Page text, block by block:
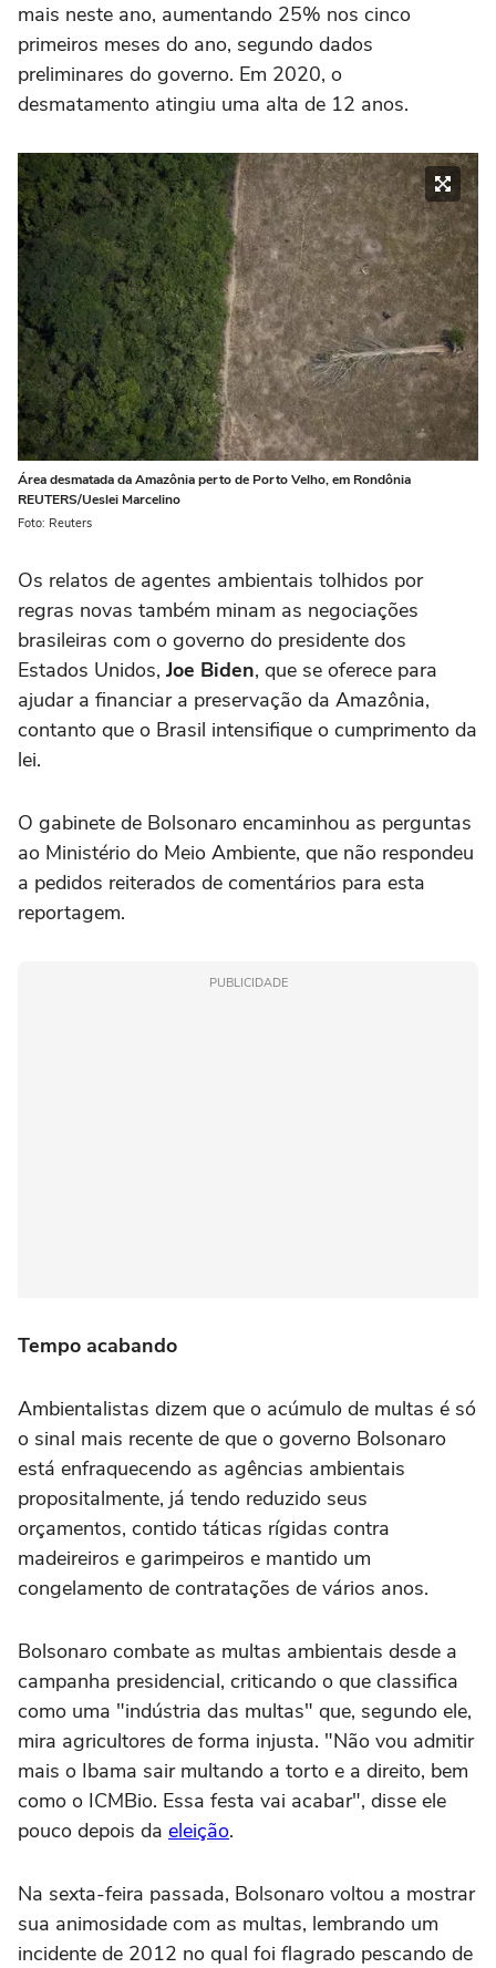
mais neste ano, aumentando 25% nos cinco
primeiros meses do ano, segundo dados
preliminares do governo. Em 2020, o
desmatamento atingiu uma alta de 12 anos.
Área desmatada da Amazônia perto de Porto Velho, em Rondônia
REUTERS/Ueslei Marcelino
Foto: Reuters
Os relatos de agentes ambientais tolhidos por
regras novas também minam as negociações
brasileiras com o governo do presidente dos
Estados Unidos, Joe Biden, que se oferece para
ajudar a financiar a preservação da Amazônia,
contanto que o Brasil intensifique o cumprimento da
lei.
O gabinete de Bolsonaro encaminhou as perguntas
ao Ministério do Meio Ambiente, que não respondeu
a pedidos reiterados de comentários para esta
reportagem.
PUBLICIDADE
Tempo acabando
Ambientalistas dizem que o acúmulo de multas é só
o sinal mais recente de que o governo Bolsonaro
está enfraquecendo as agências ambientais
propositalmente, já tendo reduzido seus
orçamentos, contido táticas rígidas contra
madeireiros e garimpeiros e mantido um
congelamento de contratações de vários anos.
Bolsonaro combate as multas ambientais desde a
campanha presidencial, criticando o que classifica
como uma "indústria das multas" que, segundo ele,
mira agricultores de forma injusta. "Não vou admitir
mais o Ibama sair multando a torto e a direito, bem
como o ICMBio. Essa festa vai acabar", disse ele
pouco depois da eleição.
Na sexta-feira passada, Bolsonaro voltou a mostrar
sua animosidade com as multas, lembrando um
incidente de 2012 no qual foi flagrado pescando de